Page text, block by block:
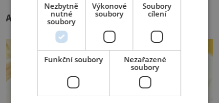
A něco na ochutnání…
Nezbytně
nutné
soubory
Výkonové
soubory
Soubory
cílení
Funkční soubory
Nezařazené
soubory